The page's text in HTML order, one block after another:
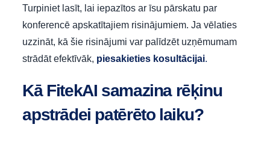
Turpiniet lasīt, lai iepazītos ar īsu pārskatu par
konferencē apskatītajiem risinājumiem. Ja vēlaties
uzzināt, kā šie risinājumi var palīdzēt uzņēmumam
strādāt efektīvāk, piesakieties kosultācijai.
Kā FitekAI samazina rēķinu
apstrādei patērēto laiku?